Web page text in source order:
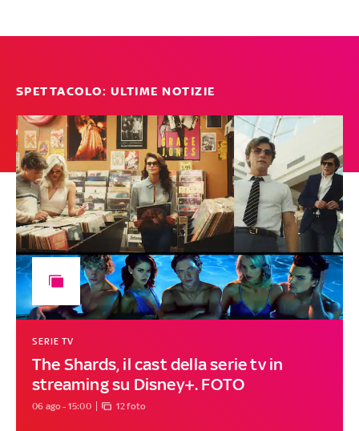
SPETTACOLO: ULTIME NOTIZIE
The Shards, il cast della serie tv in
streaming su Disney+. FOTO
SERIE TV
06 ago - 15:00 12 foto